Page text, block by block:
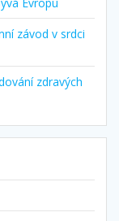
závod v srdci
zdravých